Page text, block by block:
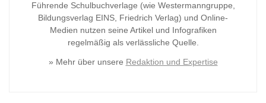
Führende Schulbuchverlage (wie Westermanngruppe,
Bildungsverlag EINS, Friedrich Verlag) und Online-
Medien nutzen seine Artikel und Infografiken
regelmäßig als verlässliche Quelle.
» Mehr über unsere Redaktion und Expertise